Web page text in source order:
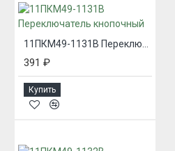
391 ₽
Купить